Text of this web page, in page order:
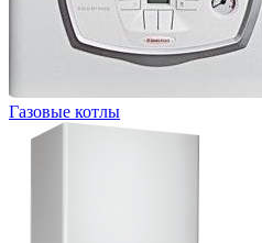
Газовые котлы